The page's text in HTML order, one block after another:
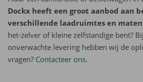
Dockx heeft een groot aanbod aan
verschillende laadruimtes en maten
het-zelver of kleine zelfstandige bent?
onverwachte levering hebben wij de
vragen? Contacteer ons.